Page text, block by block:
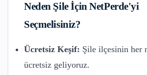
Neden Şileİçin NetPerde'yi
Seçmelisiniz?
Ücretsiz Keşif: Şile ilçesinin her
ücretsiz geliyoruz.